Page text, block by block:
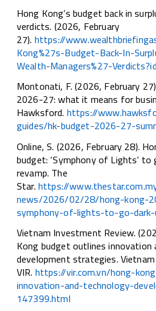
Hong Kong’s budget back in
verdicts. (2026, February
27). https://
Kong%27s-Budget-Back-In-
Wealth-Managers%27-
Montonati, F. (2026, February
2026-27: what it means for
Hawksford. https://
guides/hk-budget-2026-27-
Online, S. (2026, February 28).
budget: ‘Symphony of Lights’ to
revamp. The
Star. https://
news/2026/02/28/hong-kong-
symphony-of-lights-to-go-dark-
Vietnam Investment Review.
Kong budget outlines innovation
development strategies.
VIR. https://vir.com.vn/hong-
innovation-and-technology-
147399.html